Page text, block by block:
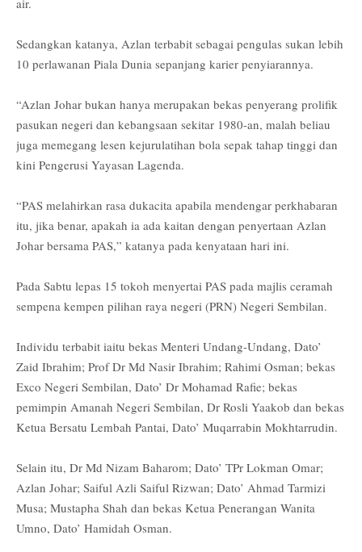
Sedangkan katanya, Azlan terbabit sebagai pengulas sukan lebih
10 perlawanan Piala Dunia sepanjang karier penyiarannya.
“Azlan Johar bukan hanya merupakan bekas penyerang prolifik
pasukan negeri dan kebangsaan sekitar 1980-an, malah beliau
juga memegang lesen kejurulatihan bola sepak tahap tinggi dan
kini Pengerusi Yayasan Lagenda.
“PAS melahirkan rasa dukacita apabila mendengar perkhabaran
itu, jika benar, apakah ia ada kaitan dengan penyertaan Azlan
Johar bersama PAS,” katanya pada kenyataan hari ini.
Pada Sabtu lepas 15 tokoh menyertai PAS pada majlis ceramah
sempena kempen pilihan raya negeri (PRN) Negeri Sembilan.
Individu terbabit iaitu bekas Menteri Undang-Undang, Dato’
Zaid Ibrahim; Prof Dr Md Nasir Ibrahim; Rahimi Osman; bekas
Exco Negeri Sembilan, Dato’ Dr Mohamad Rafie; bekas
pemimpin Amanah Negeri Sembilan, Dr Rosli Yaakob dan bekas
Ketua Bersatu Lembah Pantai, Dato’ Muqarrabin Mokhtarrudin.
Selain itu, Dr Md Nizam Baharom; Dato’ TPr Lokman Omar;
Azlan Johar; Saiful Azli Saiful Rizwan; Dato’ Ahmad Tarmizi
Musa; Mustapha Shah dan bekas Ketua Penerangan Wanita
Umno, Dato’ Hamidah Osman.